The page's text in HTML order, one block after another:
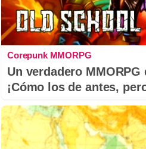
Corepunk MMORPG
Un verdadero
¡Cómo los de antes,